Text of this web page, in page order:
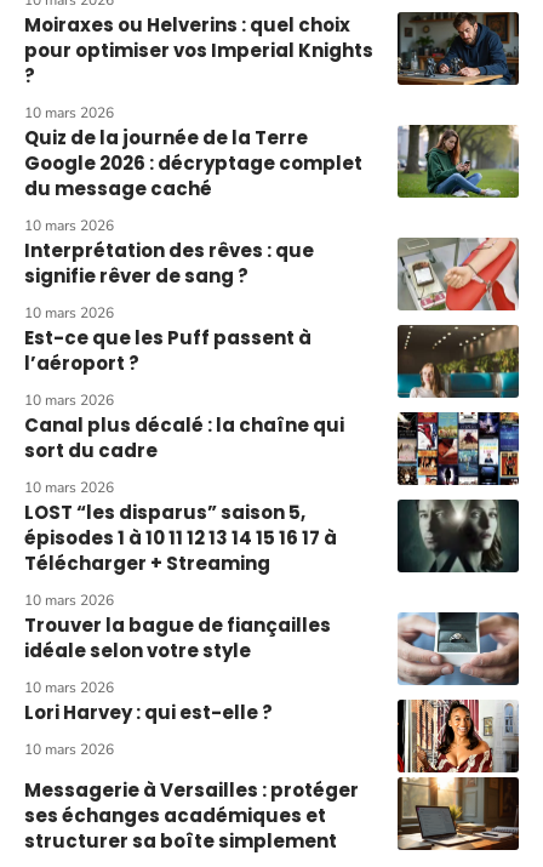
Moiraxes ou Helverins : quel choix
pour optimiser vos Imperial Knights
?
10 mars 2026
Quiz de la journée de la Terre
Google 2026 : décryptage complet
du message caché
10 mars 2026
Interprétation des rêves : que
signifie rêver de sang ?
10 mars 2026
Est-ce que les Puff passent à
l’aéroport ?
10 mars 2026
Canal plus décalé : la chaîne qui
sort du cadre
10 mars 2026
LOST “les disparus” saison 5,
épisodes 1 à 10 11 12 13 14 15 16 17 à
Télécharger + Streaming
10 mars 2026
Trouver la bague de fiançailles
idéale selon votre style
10 mars 2026
Lori Harvey : qui est-elle ?
10 mars 2026
Messagerie à Versailles : protéger
ses échanges académiques et
structurer sa boîte simplement